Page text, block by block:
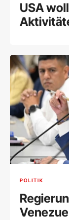
USA
POLITIK